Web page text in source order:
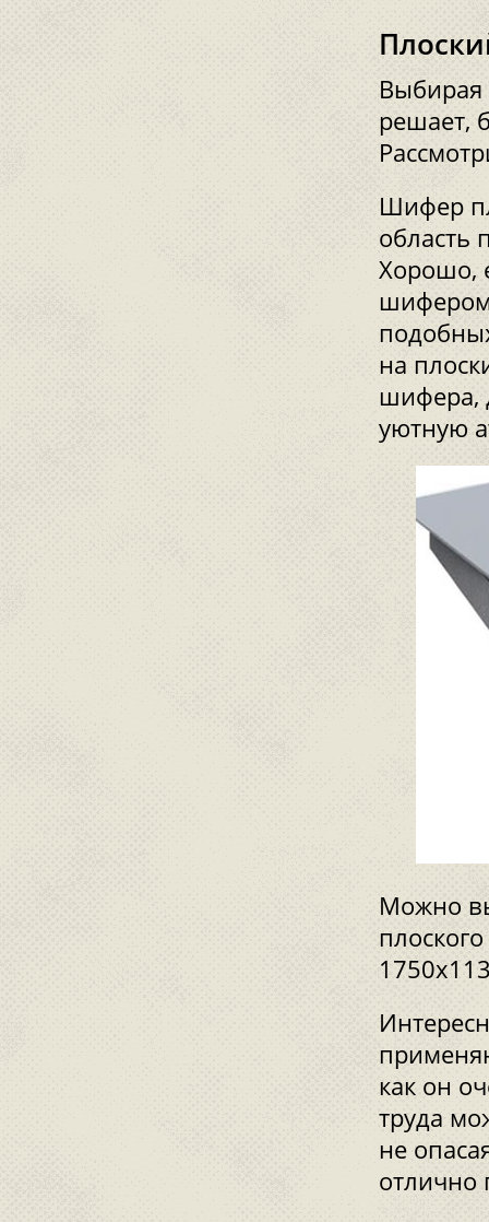
Выбирая
решает,
Шифер
область
Хорошо,
на
шифера,
уютную
Можно
как он
труда
не
отлично